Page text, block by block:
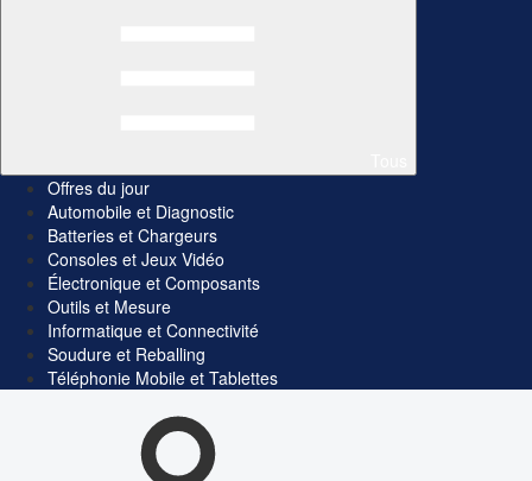
Offres du jour
Automobile et Diagnostic
Batteries et Chargeurs
Consoles et Jeux Vidéo
Électronique et Composants
Outils et Mesure
Informatique et Connectivité
Soudure et Reballing
Téléphonie Mobile et Tablettes